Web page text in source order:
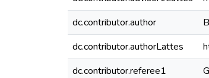
dc.contributor.author
dc.contributor.authorLattes
dc.contributor.referee1